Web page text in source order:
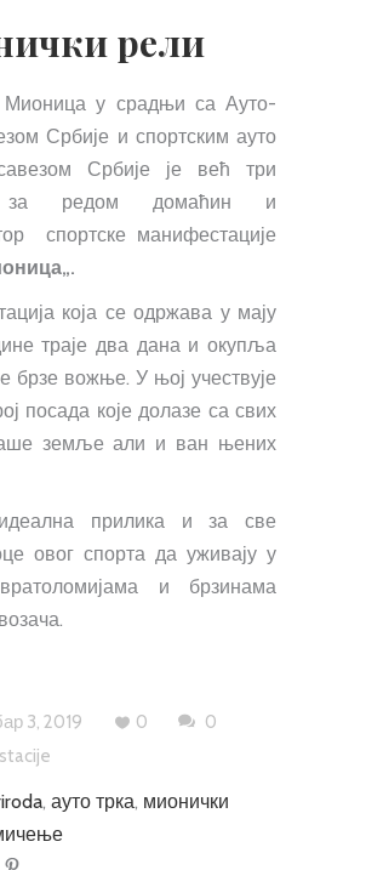
рели
у срадњи са Ауто-
Србије и спортским ауто
Србије је већ три
за редом домаћин и
спортске манифестације
која се одржава у мају
траје два дана и окупља
брзе вожње. У њој учествује
посада које долазе са свих
земље али и ван њених
прилика и за све
овог спорта да уживају у
и брзинама
3, 2019 0
0
, ауто трка, мионички